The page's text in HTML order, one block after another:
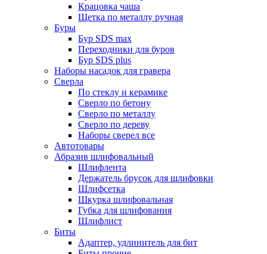
Крацовка чаша
Щетка по металлу ручная
Буры
Бур SDS max
Переходники для буров
Бур SDS plus
Наборы насадок для гравера
Сверла
По стеклу и керамике
Сверло по бетону
Сверло по металлу
Сверло по дереву
Наборы сверел все
Автотовары
Абразив шлифовальный
Шлифлента
Держатель брусок для шлифовки
Шлифсетка
Шкурка шлифовальная
Губка для шлифования
Шлифлист
Биты
Адаптер, удлинитель для бит